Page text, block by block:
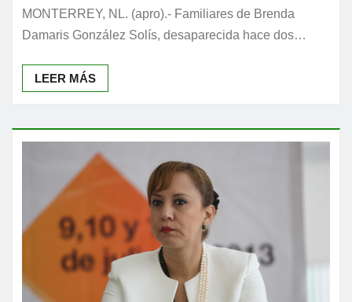
MONTERREY, NL. (apro).- Familiares de Brenda
Damaris González Solís, desaparecida hace dos…
LEER MÁS